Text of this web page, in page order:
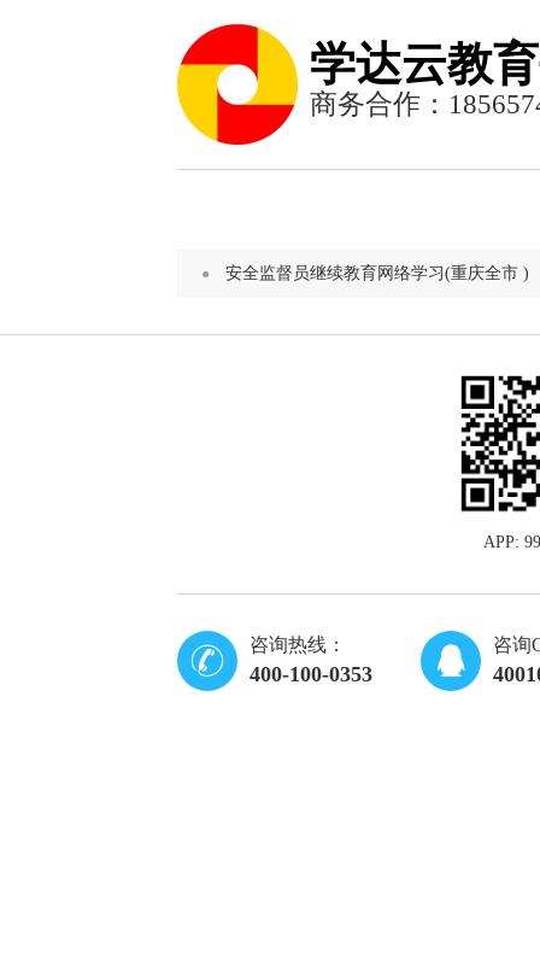
学达云教
商务合作：
安全监督员继续教育网络学习(重庆全市 )
APP:
咨询热线：
400-100-0353
咨询